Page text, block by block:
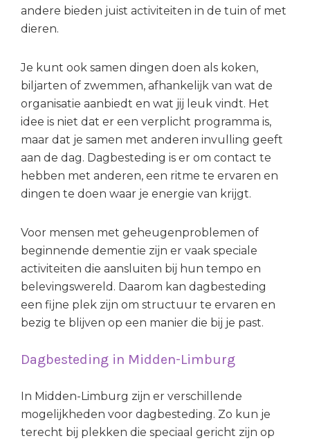
andere bieden juist activiteiten in de tuin of met
dieren.
Je kunt ook samen dingen doen als koken,
biljarten of zwemmen, afhankelijk van wat de
organisatie aanbiedt en wat jij leuk vindt. Het
idee is niet dat er een verplicht programma is,
maar dat je samen met anderen invulling geeft
aan de dag. Dagbesteding is er om contact te
hebben met anderen, een ritme te ervaren en
dingen te doen waar je energie van krijgt.
Voor mensen met geheugenproblemen of
beginnende dementie zijn er vaak speciale
activiteiten die aansluiten bij hun tempo en
belevingswereld. Daarom kan dagbesteding
een fijne plek zijn om structuur te ervaren en
bezig te blijven op een manier die bij je past.
Dagbesteding in Midden-Limburg
In Midden-Limburg zijn er verschillende
mogelijkheden voor dagbesteding. Zo kun je
terecht bij plekken die speciaal gericht zijn op